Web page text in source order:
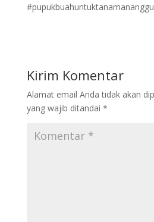
Kirim Komentar
Alamat email Anda tidak akan
yang wajib ditandai *